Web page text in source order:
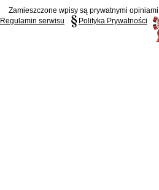
Zamieszczone wpisy są prywatnymi
Regulamin serwisu
Polityka Prywatności